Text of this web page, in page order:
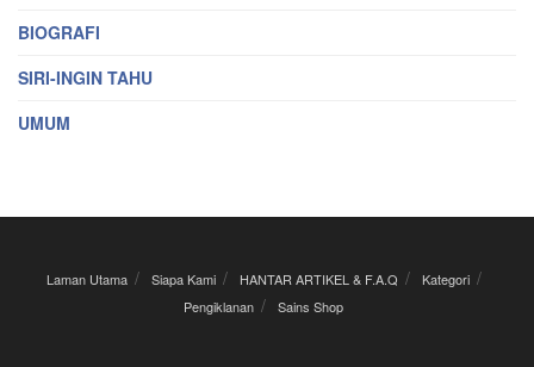
BIOGRAFI
SIRI-INGIN TAHU
UMUM
Laman Utama Siapa Kami HANTAR ARTIKEL & F.A.Q
Kategori
Pengiklanan
Sains Shop